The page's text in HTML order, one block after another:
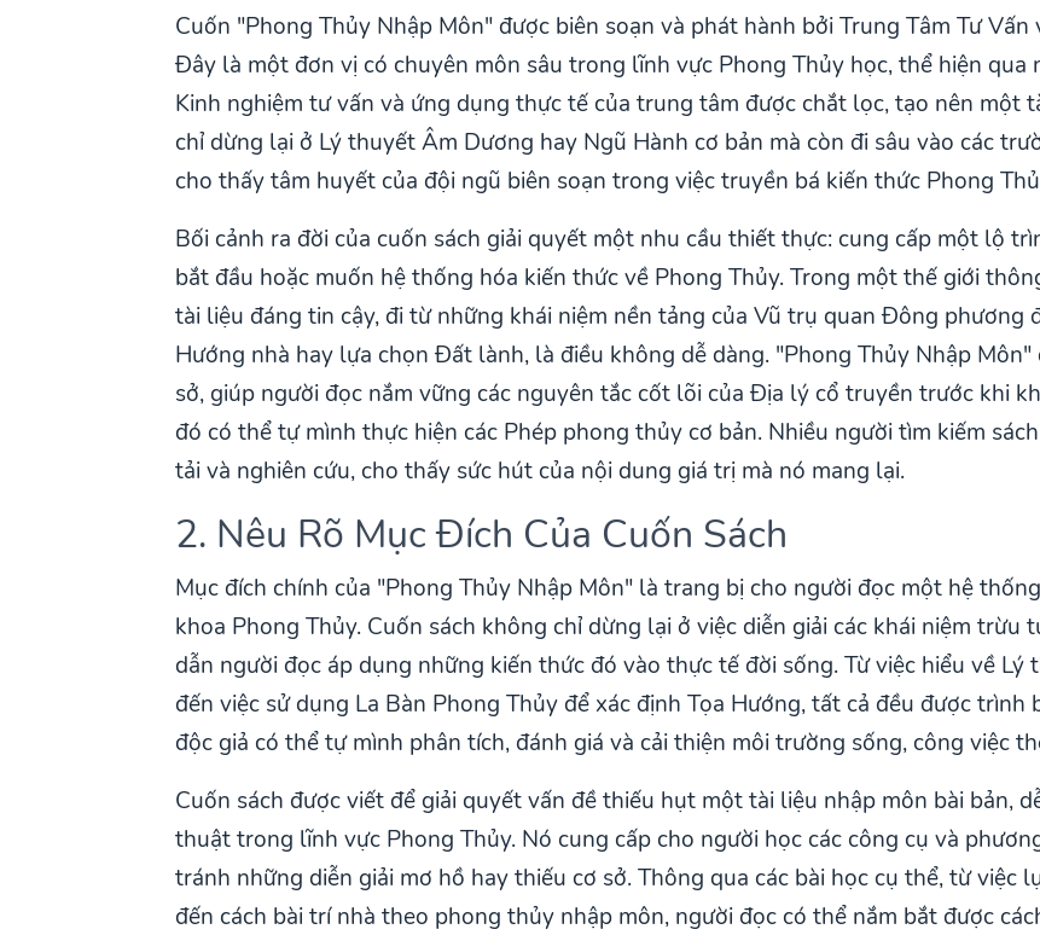
Cuốn "Phong Thủy Nhập Môn" được biên soạn và phát hành bởi Trung Tâm Tư
Đây là một đơn vị có chuyên môn sâu trong lĩnh vực Phong Thủy học, thể hiện qua
Kinh nghiệm tư vấn và ứng dụng thực tế của trung tâm được chắt lọc, tạo nên một
chỉ dừng lại ở Lý thuyết Âm Dương hay Ngũ Hành cơ bản mà còn đi sâu vào các
cho thấy tâm huyết của đội ngũ biên soạn trong việc truyền bá kiến thức Phong
Bối cảnh ra đời của cuốn sách giải quyết một nhu cầu thiết thực: cung cấp một lộ
bắt đầu hoặc muốn hệ thống hóa kiến thức về Phong Thủy. Trong một thế giới
tài liệu đáng tin cậy, đi từ những khái niệm nền tảng của Vũ trụ quan Đông phương
Hướng nhà hay lựa chọn Đất lành, là điều không dễ dàng. "Phong Thủy Nhập
sở, giúp người đọc nắm vững các nguyên tắc cốt lõi của Địa lý cổ truyền trước khi
đó có thể tự mình thực hiện các Phép phong thủy cơ bản. Nhiều người tìm kiếm
tải và nghiên cứu, cho thấy sức hút của nội dung giá trị mà nó mang lại.
2. Nêu Rõ Mục Đích Của Cuốn Sách
Mục đích chính của "Phong Thủy Nhập Môn" là trang bị cho người đọc một hệ
khoa Phong Thủy. Cuốn sách không chỉ dừng lại ở việc diễn giải các khái niệm
dẫn người đọc áp dụng những kiến thức đó vào thực tế đời sống. Từ việc hiểu về
đến việc sử dụng La Bàn Phong Thủy để xác định Tọa Hướng, tất cả đều được
độc giả có thể tự mình phân tích, đánh giá và cải thiện môi trường sống, công việc
Cuốn sách được viết để giải quyết vấn đề thiếu hụt một tài liệu nhập môn bài bản,
thuật trong lĩnh vực Phong Thủy. Nó cung cấp cho người học các công cụ và
tránh những diễn giải mơ hồ hay thiếu cơ sở. Thông qua các bài học cụ thể, từ
đến cách bài trí nhà theo phong thủy nhập môn, người đọc có thể nắm bắt được